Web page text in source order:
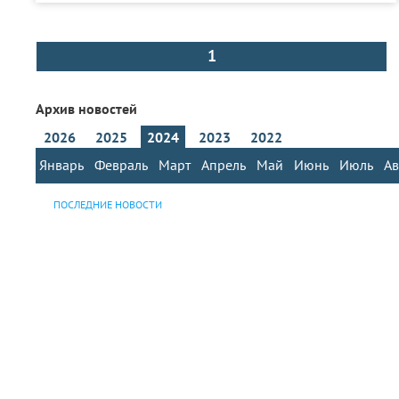
1
Архив новостей
2026
2025
2024
Январь
Февраль Март Апрель Май Июнь Июль
2023 2022
ПОСЛЕДНИЕ НОВОСТИ